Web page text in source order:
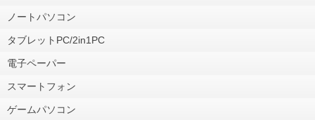
ノートパソコン
タブレットPC/2in1PC
電子ペーパー
スマートフォン
ゲームパソコン